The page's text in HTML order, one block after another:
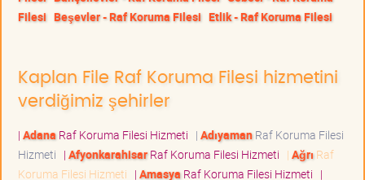
Filesi Beşevler - Raf Koruma Filesi Etlik - Raf Koruma Filesi
Kaplan File Raf Koruma Filesi hizmetini
verdiğimiz şehirler
| Adana Raf Koruma Filesi Hizmeti | AdıyamanRaf Koruma Filesi
Hizmeti | AfyonkarahisarRaf Koruma Filesi Hizmeti | Ağrı Raf
Koruma Filesi Hizmeti | Amasya Raf Koruma Filesi Hizmeti |